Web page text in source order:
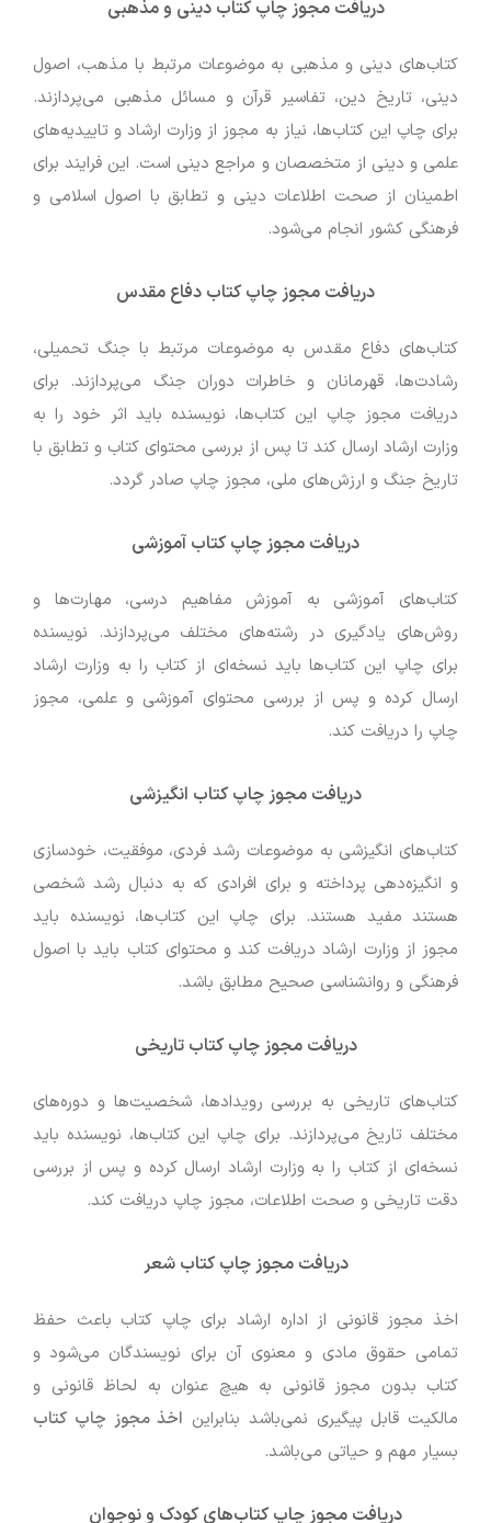
دریافت مجوز چاپ کتاب دینی و مذهبی
کتاب‌های دینی و مذهبی به موضوعات مرتبط با مذهب، اصول
دینی، تاریخ دین، تفاسیر قرآن و مسائل مذهبی می‌پردازند.
برای چاپ این کتاب‌ها، نیاز به مجوز از وزارت ارشاد و تاییدیه‌های
علمی و دینی از متخصصان و مراجع دینی است. این فرایند برای
اطمینان از صحت اطلاعات دینی و تطابق با اصول اسلامی و
فرهنگی کشور انجام می‌شود.
دریافت مجوز چاپ کتاب دفاع مقدس
کتاب‌های دفاع مقدس به موضوعات مرتبط با جنگ تحمیلی،
رشادت‌ها، قهرمانان و خاطرات دوران جنگ می‌پردازند. برای
دریافت مجوز چاپ این کتاب‌ها، نویسنده باید اثر خود را به
وزارت ارشاد ارسال کند تا پس از بررسی محتوای کتاب و تطابق با
تاریخ جنگ و ارزش‌های ملی، مجوز چاپ صادر گردد.
دریافت مجوز چاپ کتاب آموزشی
کتاب‌های آموزشی به آموزش مفاهیم درسی، مهارت‌ها و
روش‌های یادگیری در رشته‌های مختلف می‌پردازند. نویسنده
برای چاپ این کتاب‌ها باید نسخه‌ای از کتاب را به وزارت ارشاد
ارسال کرده و پس از بررسی محتوای آموزشی و علمی، مجوز
چاپ را دریافت کند.
دریافت مجوز چاپ کتاب انگیزشی
کتاب‌های انگیزشی به موضوعات رشد فردی، موفقیت، خودسازی
و انگیزه‌دهی پرداخته و برای افرادی که به دنبال رشد شخصی
هستند مفید هستند. برای چاپ این کتاب‌ها، نویسنده باید
مجوز از وزارت ارشاد دریافت کند و محتوای کتاب باید با اصول
فرهنگی و روانشناسی صحیح مطابق باشد.
دریافت مجوز چاپ کتاب تاریخی
کتاب‌های تاریخی به بررسی رویدادها، شخصیت‌ها و دوره‌های
مختلف تاریخ می‌پردازند. برای چاپ این کتاب‌ها، نویسنده باید
نسخه‌ای از کتاب را به وزارت ارشاد ارسال کرده و پس از بررسی
دقت تاریخی و صحت اطلاعات، مجوز چاپ دریافت کند.
دریافت مجوز چاپ کتاب شعر
اخذ مجوز قانونی از اداره ارشاد برای چاپ کتاب باعث حفظ
تمامی حقوق مادی و معنوی آن برای نویسندگان می‌‌شود و
کتاب بدون مجوز قانونی به هیچ عنوان به لحاظ قانونی و
مالکیت قابل پیگیری نمی‌باشد بنابراین اخذ مجوز چاپ کتاب
بسیار مهم و حیاتی می‌باشد.
دریافت مجوز چاپ کتاب‌های کودک و نوجوان